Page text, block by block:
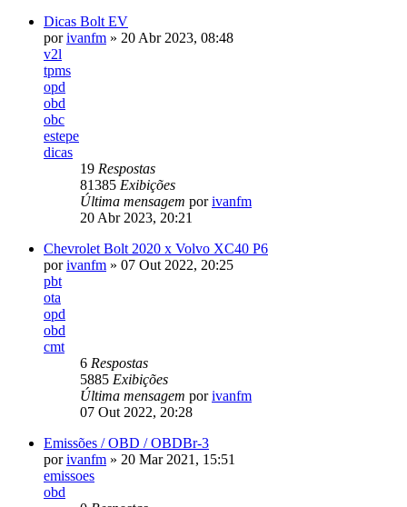
Dicas Bolt EV
porivanfm » 20 Abr 2023, 08:48
v2l
tpms
opd
obd
obc
estepe
dicas
19 Respostas
81385 Exibições
Última mensagem porivanfm
20 Abr 2023, 20:21
Chevrolet Bolt 2020 x Volvo XC40 P6
porivanfm » 07 Out 2022, 20:25
pbt
ota
opd
obd
cmt
6 Respostas
5885 Exibições
Última mensagem porivanfm
07 Out 2022, 20:28
Emissões / OBD / OBDBr-3
porivanfm » 20 Mar 2021, 15:51
emissoes
obd